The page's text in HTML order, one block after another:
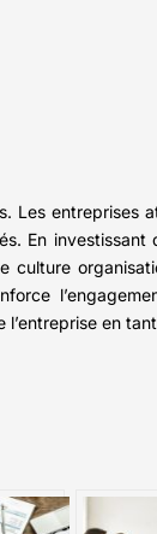
Les
En
en